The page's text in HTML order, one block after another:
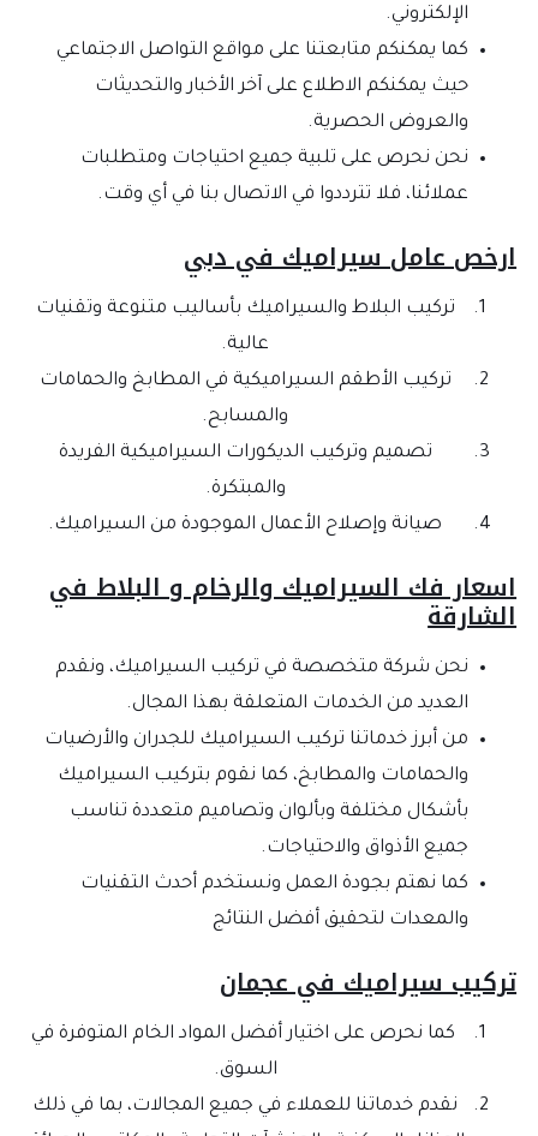
الإلكتروني.
كما يمكنكم متابعتنا على مواقع التواصل الاجتماعي
حيث يمكنكم الاطلاع على آخر الأخبار والتحديثات
والعروض الحصرية.
نحن نحرص على تلبية جميع احتياجات ومتطلبات
عملائنا، فلا تترددوا في الاتصال بنا في أي وقت.
عامل سيراميك في دبي
تركيب البلاط والسيراميك بأساليب متنوعة وتقنيات
عالية.
تركيب الأطقم السيراميكية في المطابخ والحمامات
والمسابح.
تصميم وتركيب الديكورات السيراميكية الفريدة
والمبتكرة.
صيانة وإصلاح الأعمال الموجودة من السيراميك.
فك السيراميك والرخام و البلاط في
نحن شركة متخصصة في تركيب السيراميك، ونقدم
العديد من الخدمات المتعلقة بهذا المجال.
من أبرز خدماتنا تركيب السيراميك للجدران والأرضيات
والحمامات والمطابخ، كما نقوم بتركيب السيراميك
بأشكال مختلفة وبألوان وتصاميم متعددة تناسب
جميع الأذواق والاحتياجات.
كما نهتم بجودة العمل ونستخدم أحدث التقنيات
والمعدات لتحقيق أفضل النتائج
سيراميك في عجمان
كما نحرص على اختيار أفضل المواد الخام المتوفرة في
السوق.
نقدم خدماتنا للعملاء في جميع المجالات، بما في ذلك